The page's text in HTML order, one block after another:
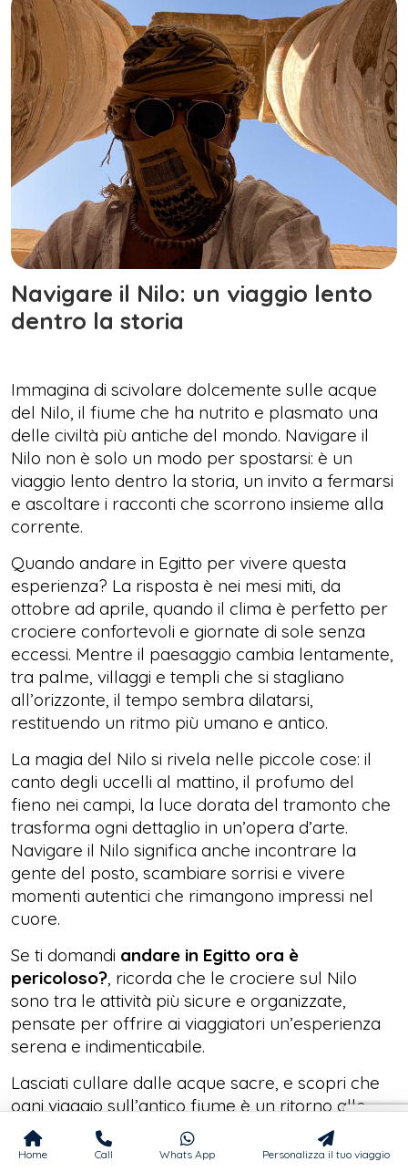
Navigare il Nilo: un viaggio lento
dentro la storia
Immagina di scivolare dolcemente sulle acque
del Nilo, il fiume che ha nutrito e plasmato una
delle civiltà più antiche del mondo. Navigare il
Nilo non è solo un modo per spostarsi: è un
viaggio lento dentro la storia, un invito a fermarsi
e ascoltare i racconti che scorrono insieme alla
corrente.
Quando andare in Egitto per vivere questa
esperienza? La risposta è nei mesi miti, da
ottobre ad aprile, quando il clima è perfetto per
crociere confortevoli e giornate di sole senza
eccessi. Mentre il paesaggio cambia lentamente,
tra palme, villaggi e templi che si stagliano
all’orizzonte, il tempo sembra dilatarsi,
restituendo un ritmo più umano e antico.
La magia del Nilo si rivela nelle piccole cose: il
canto degli uccelli al mattino, il profumo del
fieno nei campi, la luce dorata del tramonto che
trasforma ogni dettaglio in un’opera d’arte.
Navigare il Nilo significa anche incontrare la
gente del posto, scambiare sorrisi e vivere
momenti autentici che rimangono impressi nel
cuore.
Se ti domandi andare in Egitto ora è
pericoloso?, ricorda che le crociere sul Nilo
sono tra le attività più sicure e organizzate,
pensate per offrire ai viaggiatori un’esperienza
serena e indimenticabile.
Lasciati cullare dalle acque sacre, e scopri che
ogni viaggio sull’antico fiume è un ritorno alle
radici del tempo.
Home Call Whats App Personalizza il tuo viaggio